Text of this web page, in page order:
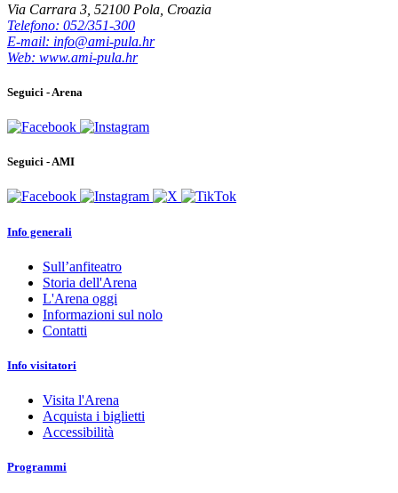
Via Carrara 3, 52100 Pola, Croazia
Telefono: 052/351-300
E-mail: info@ami-pula.hr
Web: www.ami-pula.hr
Seguici - Arena
Seguici - AMI
Info generali
Sull’anfiteatro
Storia dell'Arena
L'Arena oggi
Informazioni sul nolo
Contatti
Info visitatori
Visita l'Arena
Acquista i biglietti
Accessibilità
Programmi